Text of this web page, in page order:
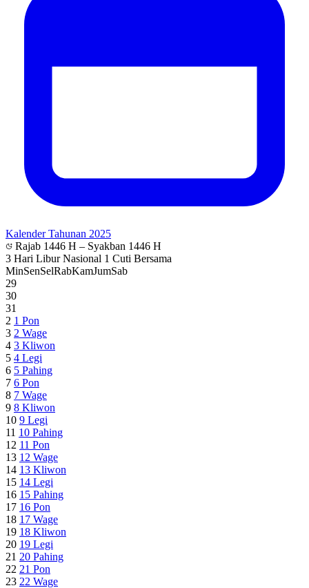
Kalender Tahunan 2025
Rajab 1446 H – Syakban 1446 H
3 Hari Libur Nasional 1 Cuti Bersama
MinSenSelRabKamJumSab
29
30
31
2 1 Pon
3 2 Wage
4 3 Kliwon
5 4 Legi
6 5 Pahing
7 6 Pon
8 7 Wage
9 8 Kliwon
10 9 Legi
11 10 Pahing
12 11 Pon
13 12 Wage
14 13 Kliwon
15 14 Legi
16 15 Pahing
17 16 Pon
18 17 Wage
19 18 Kliwon
20 19 Legi
21 20 Pahing
22 21 Pon
23 22 Wage